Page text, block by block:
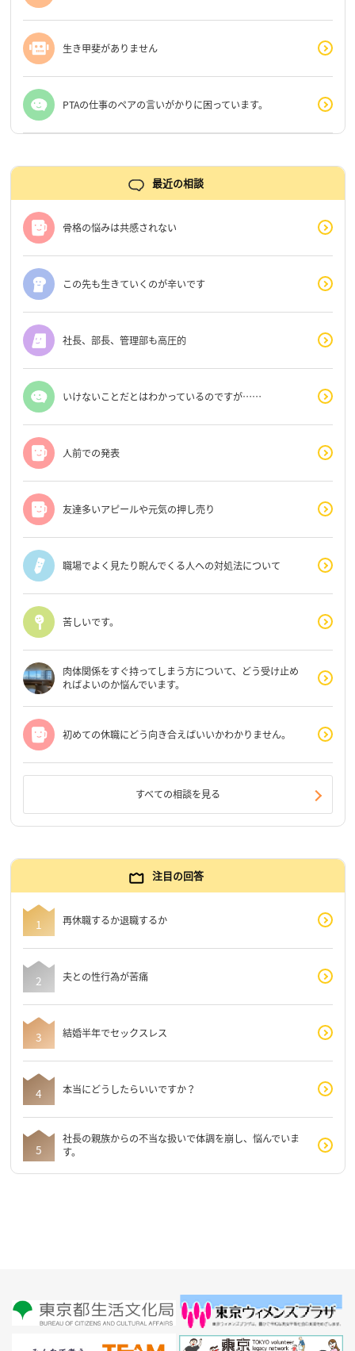
生き甲斐がありません
PTAの仕事のペアの言いがかりに困っています。
最近の相談
骨格の悩みは共感されない
この先も生きていくのが辛いです
社長、部長、管理部も高圧的
いけないことだとはわかっているのですが……
人前での発表
友達多いアピールや元気の押し売り
職場でよく見たり睨んでくる人への対処法について
苦しいです。
肉体関係をすぐ持ってしまう方について、どう受け止め
ればよいのか悩んでいます。
初めての休職にどう向き合えばいいかわかりません。
すべての相談を見る
注目の回答
再休職するか退職するか
夫との性行為が苦痛
結婚半年でセックスレス
本当にどうしたらいいですか？
社長の親族からの不当な扱いで体調を崩し、悩んでいま
す。